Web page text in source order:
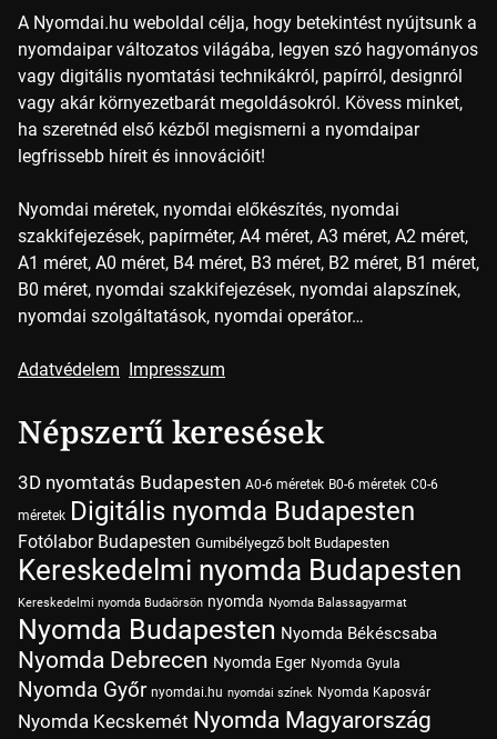
A Nyomdai.hu weboldal célja, hogy betekintést nyújtsunk a
nyomdaipar változatos világába, legyen szó hagyományos
vagy digitális nyomtatási technikákról, papírról, designról
vagy akár környezetbarát megoldásokról. Kövess minket,
ha szeretnéd első kézből megismerni a nyomdaipar
legfrissebb híreit és innovációit!
Nyomdai méretek, nyomdai előkészítés, nyomdai
szakkifejezések, papírméter, A4 méret, A3 méret, A2 méret,
A1 méret, A0 méret, B4 méret, B3 méret, B2 méret, B1 méret,
B0 méret, nyomdai szakkifejezések, nyomdai alapszínek,
nyomdai szolgáltatások, nyomdai operátor…
Adatvédelem Impresszum
Népszerű keresések
3D nyomtatás Budapesten A0-6 méretek B0-6 méretek C0-6
méretek Digitális nyomda Budapesten
Fotólabor Budapesten Gumibélyegző bolt Budapesten
Kereskedelmi nyomda Budapesten
Kereskedelmi nyomda Budaörsön nyomda Nyomda Balassagyarmat
Nyomda Budapesten Nyomda Békéscsaba
Nyomda Debrecen Nyomda Eger Nyomda Gyula
Nyomda Győr nyomdai.hu nyomdai színek Nyomda Kaposvár
Nyomda Kecskemét Nyomda Magyarország